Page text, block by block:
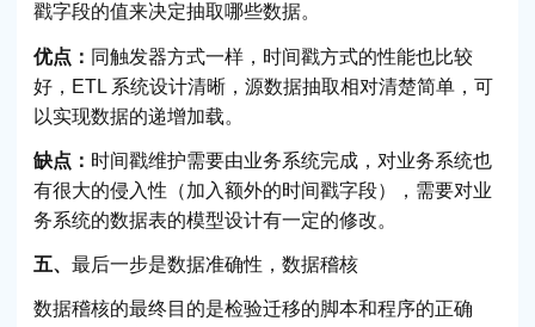
戳字段的值来决定抽取哪些数据。
优点： 同触发器方式一样，时间戳方式的性能也比较
好，ETL 系统设计清晰，源数据抽取相对清楚简单，可
以实现数据的递增加载。
缺点： 时间戳维护需要由业务系统完成，对业务系统也
有很大的侵入性（加入额外的时间戳字段），需要对业
务系统的数据表的模型设计有一定的修改。
五、 最后一步是数据准确性，数据稽核
数据稽核的最终目的是检验迁移的脚本和程序的正确